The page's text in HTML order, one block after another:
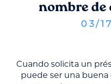
nombre de
03/ 17
Cuando solicita un
puede ser una buena